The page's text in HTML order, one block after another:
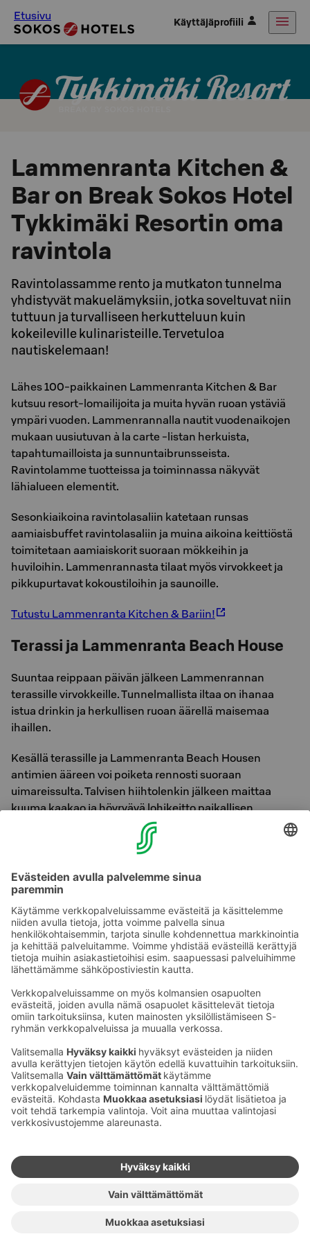
Etusivu Käyttäjäprofiili
Lammenranta Kitchen &
Bar on Break Sokos Hotel
Tykkimäki Resortin oma
ravintola
Ravintolassamme rento ja mutkaton tunnelma
yhdistyvät makuelämyksiin, jotka soveltuvat niin
tuttuun ja turvalliseen herkutteluun kuin
kokeileville kulinaristeille. Tervetuloa
nautiskelemaan!
Lähes 100-paikkainen Lammenranta Kitchen & Bar
kutsuu resort-lomailijoita ja muita hyvän ruoan ystäviä
ympäri vuoden. Lammenrannalla nautit vuodenaikojen
mukaan uusiutuvan à la carte -listan herkuista,
tapahtumailloista ja sunnuntaibrunsseista.
Ravintolamme tuotteissa ja toiminnassa näkyvät
lähialueen elementit.
Sesonkiaikoina ravintolasaliin katetaan runsas
aamiaisbuffet ravintolasaliin ja muina aikoina keittiöstä
toimitetaan aamiaiskorit suoraan mökkeihin ja
huviloihin. Lammenrannasta tilaat myös virvokkeet ja
pikkupurtavat kokoustiloihin ja saunoille.
Tutustu Lammenranta Kitchen & Bariin!
Terassi ja Lammenranta Beach House
Suuntaa reippaan päivän jälkeen Lammenrannan
terassille virvokkeille. Tunnelmallista iltaa on ihanaa
istua drinkin ja herkullisen ruoan äärellä maisemaa
ihaillen.
Kesällä terassille ja Lammenranta Beach Housen
antimien ääreen voi poiketa rennosti suoraan
uimareissulta. Talvisen hiihtolenkin jälkeen maittaa
kuuma kaakao ja höyryävä lohikeitto paikallisen
Toivotamme tervetulleiksi kaikki Kouvolan
Käyrälammen alueella aikaa viettävät!
ravintolaherkutteluun.Lue lisää Raflaamosta !
Ota yhteyttä
Hotellien yhteystiedot
Asiakaspalvelun yhteystiedot›
Palaute
Anna palautetta
Sokos Hotels uutiskirje
Tilaa uutiskirje
Saat Sokos Hotellien uusimmat
edut ja uutiset sähköpostiisi
kuukausittain.
Palkinnot ja sertifikaatit
Sokos Hotels somessa
Sokos Hotels
Facebookissa
Sokos Hotels
Sokos
Hotels
Sokos
Hotels